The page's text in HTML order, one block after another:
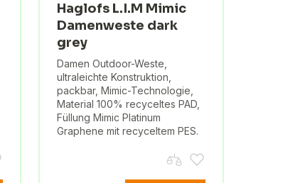
Haglofs L.I.M Mimic
Damenweste dark
grey
Damen Outdoor-Weste,
ultraleichte Konstruktion,
packbar, Mimic-Technologie,
Material 100% recyceltes PAD,
Füllung Mimic Platinum
Graphene mit recyceltem PES.